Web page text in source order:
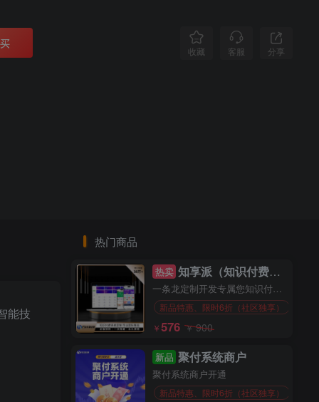
收藏 客服 分享
能技
热门商品
热卖 知享派（知识付费系统）
新品特惠、限时6折（社区独享）
￥576 ￥900
新品 聚付系统商户
聚付系统商户开通
新品特惠、限时6折（社区独享）